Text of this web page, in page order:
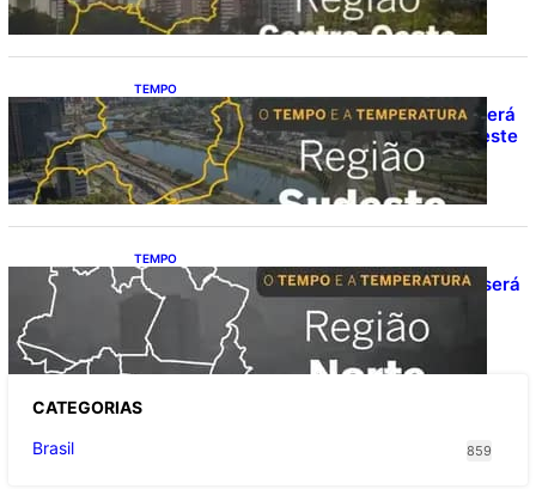
TEMPO
O TEMPO E A TEMPERATURA: Sudeste terá
calor e possibilidade de chuva isolada neste
domingo (9)
TEMPO
O TEMPO E A TEMPERATURA: domingo será
de pancadas de chuva entre Amazonas,
Acre e Roraima
CATEGORIAS
Brasil
859